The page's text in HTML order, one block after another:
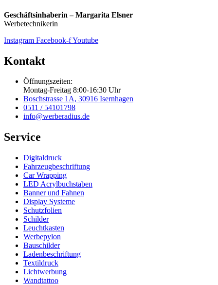
Geschäftsinhaberin – Margarita Elsner
Werbetechnikerin
Instagram Facebook-fYoutube
Kontakt
Öffnungszeiten:
Montag-Freitag 8:00-16:30 Uhr
Boschstrasse 1A, 30916 Isernhagen
0511 / 54101798
info@werberadius.de
Service
Digitaldruck
Fahrzeugbeschriftung
Car Wrapping
LED Acrylbuchstaben
Banner und Fahnen
Display Systeme
Schutzfolien
Schilder
Leuchtkasten
Werbepylon
Bauschilder
Ladenbeschriftung
Textildruck
Lichtwerbung
Wandtattoo